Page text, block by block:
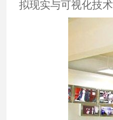
拟现实与可视化技